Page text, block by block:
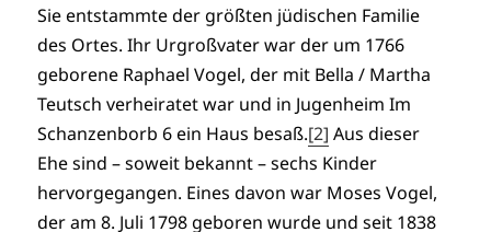
Sie entstammte der größten jüdischen Familie
des Ortes. Ihr Urgroßvater war der um 1766
geborene Raphael Vogel, der mit Bella / Martha
Teutsch verheiratet war und in Jugenheim Im
Schanzenborb 6 ein Haus besaß.[2] Aus dieser
Ehe sind – soweit bekannt – sechs Kinder
hervorgegangen. Eines davon war Moses Vogel,
der am 8. Juli 1798 geboren wurde und seit 1838